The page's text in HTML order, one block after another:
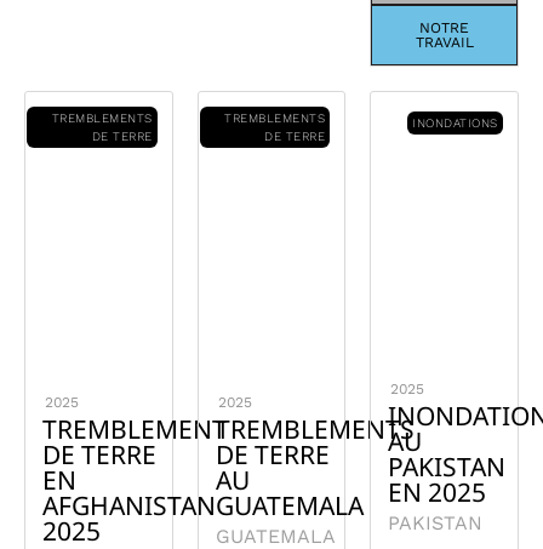
NOTRE
TRAVAIL
TREMBLEMENTS
DE TERRE
2025
TREMBLEMENT
DE TERRE
EN
AFGHANISTAN
2025
TREMBLEMENTS
DE TERRE
2025
TREMBLEMENTS
DE TERRE
AU
GUATEMALA
GUATEMALA
INONDATIONS
2025
AU
PAKISTAN
EN 2025
PAKISTAN